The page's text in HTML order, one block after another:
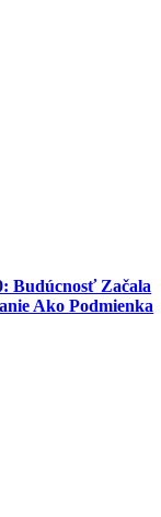
Budúcnosť Začala
Ako Podmienka